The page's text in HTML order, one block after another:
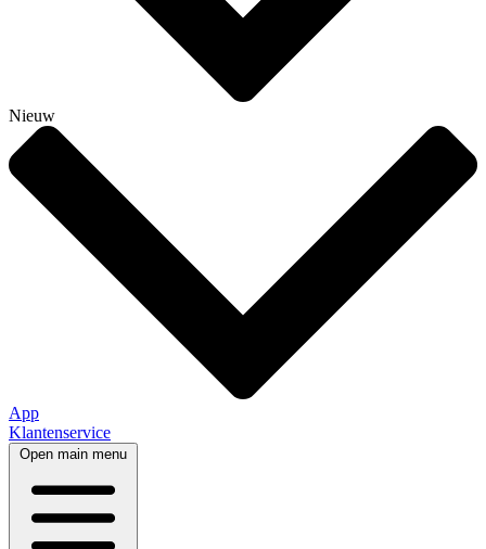
Nieuw
App
Klantenservice
Open main menu